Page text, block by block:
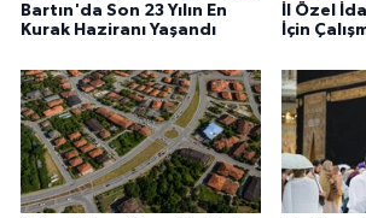
Bartın'da Son 23 Yılın En
Kurak Haziranı Yaşandı
İl Özel
İçin